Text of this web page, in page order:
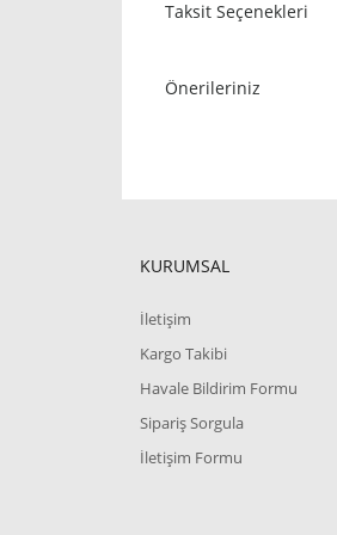
Taksit Seçenekleri
Önerileriniz
KURUMSAL
İletişim
Kargo Takibi
Havale Bildirim Formu
Sipariş Sorgula
İletişim Formu